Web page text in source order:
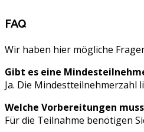
FAQ
Wir haben hier mögliche
Gibt es eine
Ja. Die
Welche Vorbereitungen
Für die Teilnahme benötigen